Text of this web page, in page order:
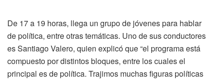
De 17 a 19 horas, llega un grupo de jóvenes para hablar
de política, entre otras temáticas. Uno de sus conductores
es Santiago Valero, quien explicó que “el programa está
compuesto por distintos bloques, entre los cuales el
principal es de política. Trajimos muchas figuras políticas